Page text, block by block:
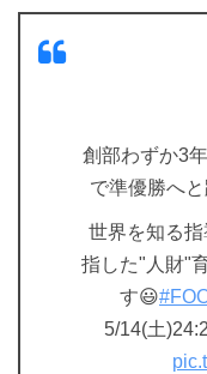
創部わずか3
で準優勝へ
世界を知る
指した"人財"
す😃
5/14(土